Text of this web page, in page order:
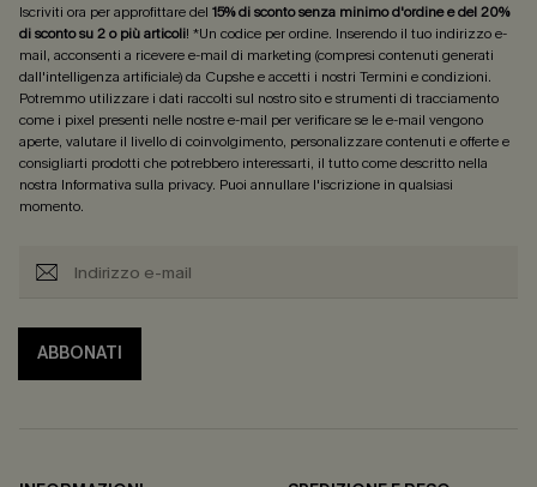
Iscriviti ora per approfittare del 15% di sconto senza minimo d'ordine e del 20%
di sconto su 2 o più articoli! *Un codice per ordine. Inserendo il tuo indirizzo e-
mail, acconsenti a ricevere e-mail di marketing (compresi contenuti generati
dall'intelligenza artificiale) da Cupshe e accetti i nostri Termini e condizioni.
Potremmo utilizzare i dati raccolti sul nostro sito e strumenti di tracciamento
come i pixel presenti nelle nostre e-mail per verificare se le e-mail vengono
aperte, valutare il livello di coinvolgimento, personalizzare contenuti e offerte e
consigliarti prodotti che potrebbero interessarti, il tutto come descritto nella
nostra Informativa sulla privacy. Puoi annullare l'iscrizione in qualsiasi
momento.
ABBONATI